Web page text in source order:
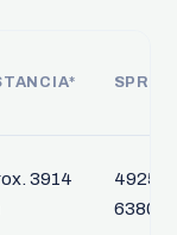
3914
4925 €
6380 €